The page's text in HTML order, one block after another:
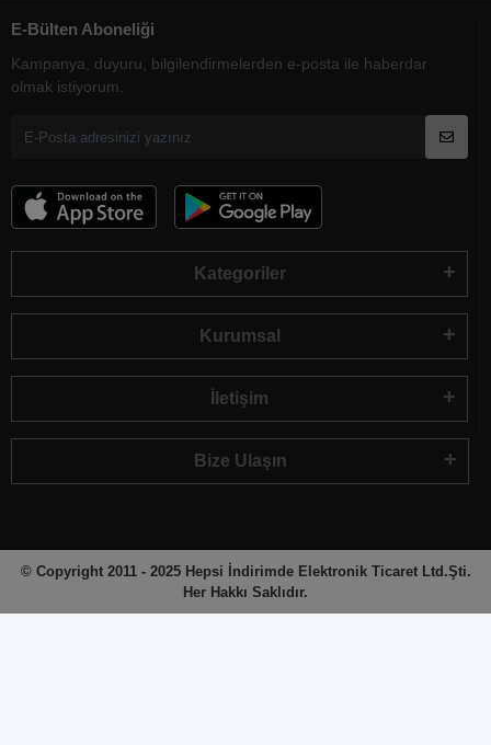
E-Bülten Aboneliği
Kampanya, duyuru, bilgilendirmelerden e-posta ile haberdar
olmak istiyorum.
Kategoriler
Kurumsal
İletişim
Bize Ulaşın
© Copyright 2011 - 2025 Hepsi İndirimde Elektronik Ticaret Ltd.Şti.
Her Hakkı Saklıdır.